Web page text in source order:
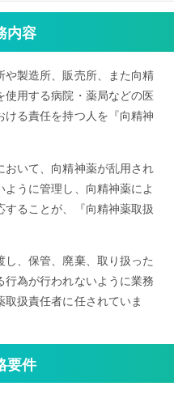
内容
製造所、販売所、また向精
用する病院・薬局などの医
る責任を持つ人を『向精神
いて、向精神薬が乱用され
うに管理し、向精神薬によ
ることが、『向精神薬取扱
、保管、廃棄、取り扱った
為が行われないように業務
扱責任者に任されていま
要件